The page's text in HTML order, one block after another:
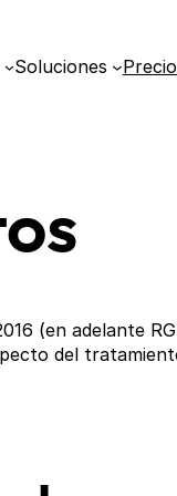
Soluciones
(en adelante
del